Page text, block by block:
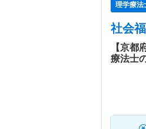
特色
理学療法
社会
【京都
療法士